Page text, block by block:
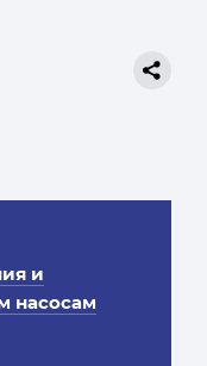
и
насосам